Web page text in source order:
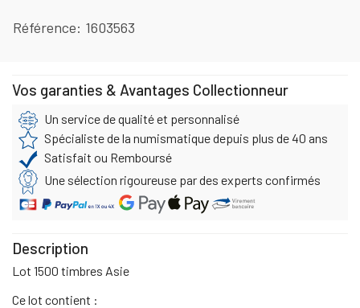
Référence 1603563
Vos garanties & Avantages Collectionneur
Un service de qualité et personnalisé
Spécialiste de la numismatique depuis plus de 40 ans
Satisfait ou Remboursé
Une sélection rigoureuse par des experts confirmés
Description
Lot 1500 timbres Asie
Ce lot contient :